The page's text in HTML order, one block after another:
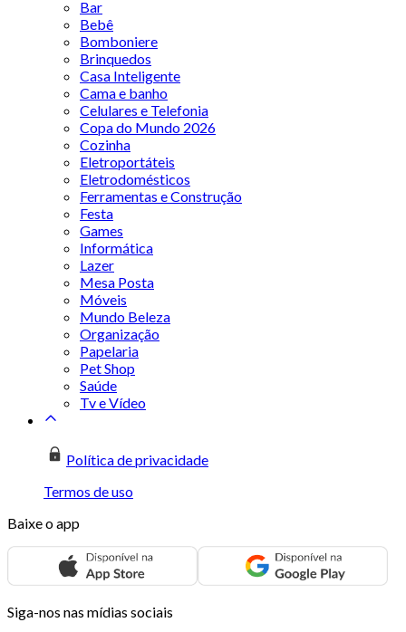
Bar
Bebê
Bomboniere
Brinquedos
Casa Inteligente
Cama e banho
Celulares e Telefonia
Copa do Mundo 2026
Cozinha
Eletroportáteis
Eletrodomésticos
Ferramentas e Construção
Festa
Games
Informática
Lazer
Mesa Posta
Móveis
Mundo Beleza
Organização
Papelaria
Pet Shop
Saúde
Tv e Vídeo
Política de privacidade
Termos de uso
Baixe o app
Siga-nos nas mídias sociais